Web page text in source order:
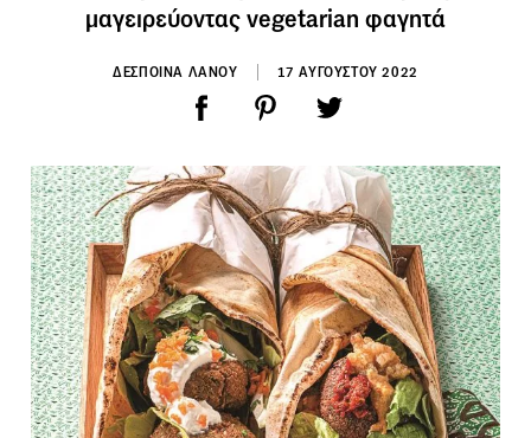
μαγειρεύοντας vegetarian φαγητά
ΔΕΣΠΟΙΝΑ ΛΑΝΟΥ 17 ΑΥΓΟΥΣΤΟΥ 2022